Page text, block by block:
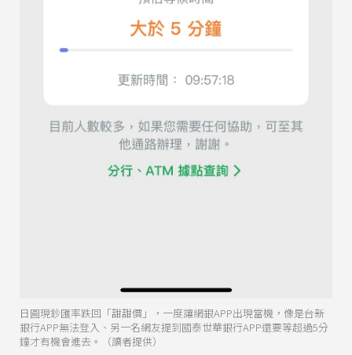
日圓現鈔匯率跌回「甜甜價」，一度讓網銀APP出現當機，像是台新
銀行APP無法登入、另一名網友提到國泰世華銀行APP還要等超過5分
鐘才有機會進去。（讀者提供）